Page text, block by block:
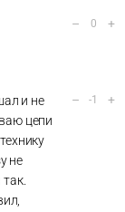
– 0 +
и не
цепи
не
– -1 +